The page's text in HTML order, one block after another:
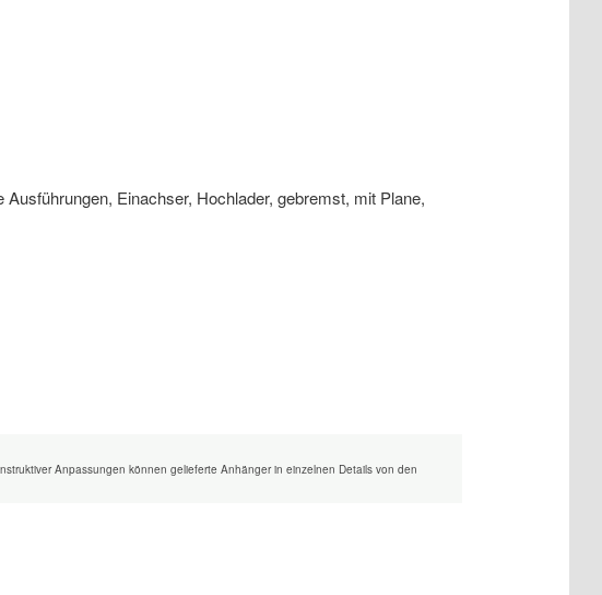
Anpassungen können gelieferte Anhänger in einzelnen Details von den